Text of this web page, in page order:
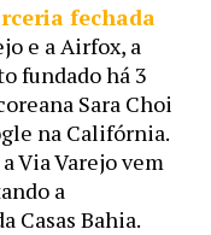
fechada
e a Airfox, a
fundado há 3
Sara Choi
na Califórnia.
a Via Varejo vem
a
Casas Bahia.